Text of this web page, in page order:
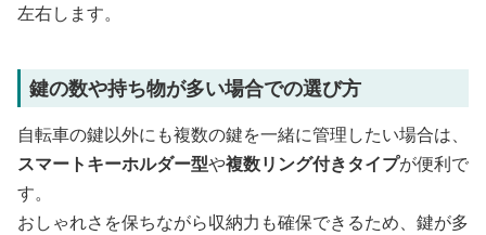
左右します。
鍵の数や持ち物が多い場合での選び方
自転車の鍵以外にも複数の鍵を一緒に管理したい場合は、
スマートキーホルダー型や複数リング付きタイプが便利で
す。
おしゃれさを保ちながら収納力も確保できるため、鍵が多